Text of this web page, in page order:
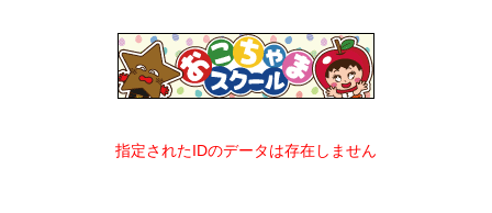
指定されたIDのデータは存在しません